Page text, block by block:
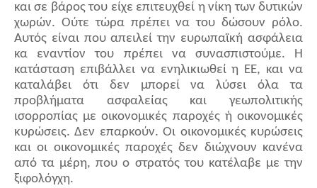
και σε βάρος του είχε επιτευχθεί η νίκη των δυτικών
χωρών. Ούτε τώρα πρέπει να του δώσουν ρόλο.
Αυτός είναι που απειλεί την ευρωπαϊκή ασφάλεια
κα εναντίον του πρέπει να συνασπιστούμε. Η
κατάσταση επιβάλλει να ενηλικιωθεί η ΕΕ, και να
καταλάβει ότι δεν μπορεί να λύσει όλα τα
προβλήματα ασφαλείας και γεωπολιτικής
ισορροπίας με οικονομικές παροχές ή οικονομικές
κυρώσεις. Δεν επαρκούν. Οι οικονομικές κυρώσεις
και οι οικονομικές παροχές δεν διώχνουν κανένα
από τα μέρη, που ο στρατός του κατέλαβε με την
ξιφολόγχη.